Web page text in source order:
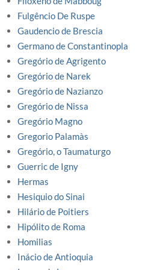
Fulgêncio De Ruspe
Gaudencio de Brescia
Germano de Constantinopla
Gregório de Agrigento
Gregório de Narek
Gregório de Nazianzo
Gregório de Nissa
Gregório Magno
Gregorio Palamàs
Gregório, o Taumaturgo
Guerric de Igny
Hermas
Hesiquio do Sinai
Hilário de Poitiers
Hipólito de Roma
Homilias
Inácio de Antioquia